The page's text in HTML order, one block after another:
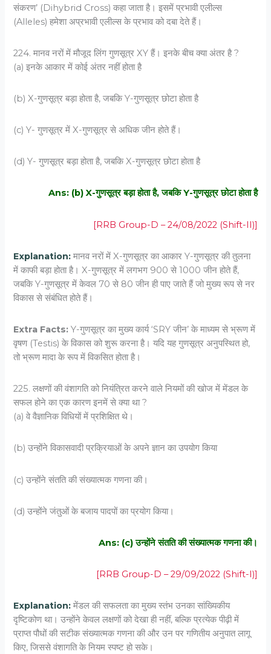
संकरण’ (Dihybrid Cross) कहा जाता है। इसमें प्रभावी एलील्स
(Alleles) हमेशा अप्रभावी एलील्स के प्रभाव को दबा देते हैं।
224. मानव नरों में मौजूद लिंग गुणसूत्र XY हैं। इनके बीच क्या अंतर है ?
(a) इनके आकार में कोई अंतर नहीं होता है
(b) X-गुणसूत्र बड़ा होता है, जबकि Y-गुणसूत्र छोटा होता है
(c) Y- गुणसूत्र में X-गुणसूत्र से अधिक जीन होते हैं।
(d) Y- गुणसूत्र बड़ा होता है, जबकि X-गुणसूत्र छोटा होता है
Ans: (b) X-गुणसूत्र बड़ा होता है, जबकि Y-गुणसूत्र छोटा होता है
[RRB Group-D – 24/08/2022 (Shift-II)]
Explanation: मानव नरों में X-गुणसूत्र का आकार Y-गुणसूत्र की तुलना
में काफी बड़ा होता है। X-गुणसूत्र में लगभग 900 से 1000 जीन होते हैं,
जबकि Y-गुणसूत्र में केवल 70 से 80 जीन ही पाए जाते हैं जो मुख्य रूप से नर
विकास से संबंधित होते हैं।
Extra Facts: Y-गुणसूत्र का मुख्य कार्य ‘SRY जीन’ के माध्यम से भ्रूण में
वृषण (Testis) के विकास को शुरू करना है। यदि यह गुणसूत्र अनुपस्थित हो,
तो भ्रूण मादा के रूप में विकसित होता है।
225. लक्षणों की वंशागति को नियंत्रित करने वाले नियमों की खोज में मेंडल के
सफल होने का एक कारण इनमें से क्या था ?
(a) वे वैज्ञानिक विधियों में प्रशिक्षित थे।
(b) उन्होंने विकासवादी प्रक्रियाओं के अपने ज्ञान का उपयोग किया
(c) उन्होंने संतति की संख्यात्मक गणना की।
(d) उन्होंने जंतुओं के बजाय पादपों का प्रयोग किया।
Ans: (c) उन्होंने संतति की संख्यात्मक गणना की।
[RRB Group-D – 29/09/2022 (Shift-I)]
Explanation: मेंडल की सफलता का मुख्य स्तंभ उनका सांख्यिकीय
दृष्टिकोण था। उन्होंने केवल लक्षणों को देखा ही नहीं, बल्कि प्रत्येक पीढ़ी में
प्राप्त पौधों की सटीक संख्यात्मक गणना की और उन पर गणितीय अनुपात लागू
किए, जिससे वंशागति के नियम स्पष्ट हो सके।